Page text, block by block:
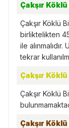
Çakşır
Çakşır Köklü
birliktelikten
ile
tekrar
Çakşır
Çakşır Köklü
Çakşır